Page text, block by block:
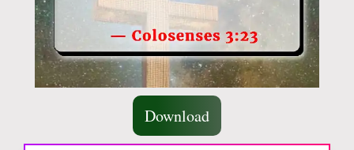
Download